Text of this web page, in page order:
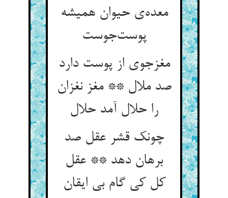
معده‌ی حیوان همیشه
پوست‌جوست
مغزجوی از پوست دارد
صد ملال ** مغز نغزان
را حلال آمد حلال
چونک قشر عقل صد
برهان دهد ** عقل
کل کی گام بی ایقان